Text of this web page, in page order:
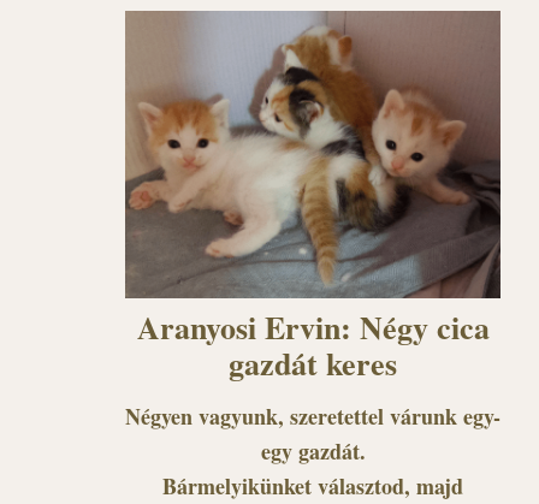
Aranyosi Ervin: Négy cica
gazdát keres
Négyen vagyunk, szeretettel várunk egy-
egy gazdát.
Bármelyikünket választod, majd